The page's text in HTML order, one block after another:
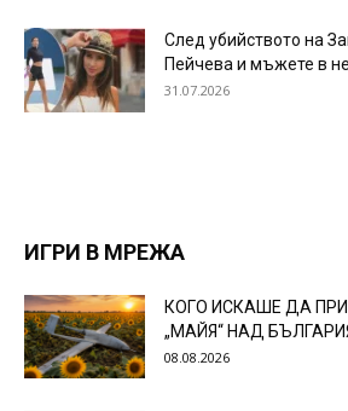
След убийството на
Пейчева и мъжете в
31.07.2026
ИГРИ В МРЕЖА
КОГО ИСКАШЕ ДА
„МАЙЯ“ НАД
08.08.2026